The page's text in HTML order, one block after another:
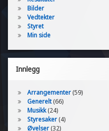
o
m
i
N
v
g
a
s
o
n
Bilder
Vedtekter
Styret
Min side
Innlegg
Arrangementer(59)
Generelt(66)
Musikk(24)
Styresaker(4)
Øvelser(32)